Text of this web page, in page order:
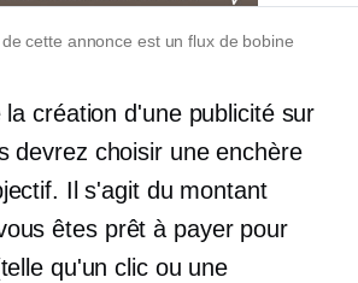
cette annonce est un flux de bobine
création d'une publicité sur
devrez choisir une enchère
Il s'agit du montant
êtes prêt à payer pour
qu'un clic ou une